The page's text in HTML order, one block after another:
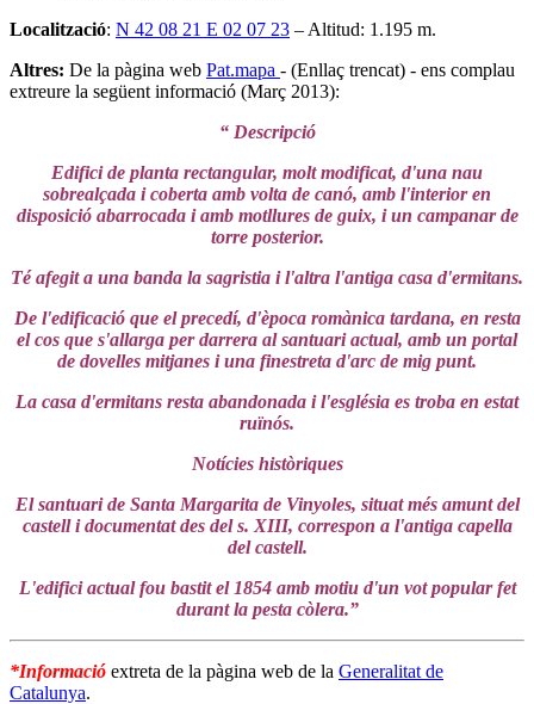
Localització: N 42 08 21 E 02 07 23 – Altitud: 1.195 m.
Altres: De la pàgina web Pat.mapa - (Enllaç trencat) - ens complau
extreure la següent informació (Març 2013):
“ Descripció
Edifici de planta rectangular, molt modificat, d'una nau
sobrealçada i coberta amb volta de canó, amb l'interior en
disposició abarrocada i amb motllures de guix, i un campanar de
torre posterior.
Té afegit a una banda la sagristia i l'altra l'antiga casa d'ermitans.
De l'edificació que el precedí, d'època romànica tardana, en resta
el cos que s'allarga per darrera al santuari actual, amb un portal
de dovelles mitjanes i una finestreta d'arc de mig punt.
La casa d'ermitans resta abandonada i l'església es troba en estat
ruïnós.
Notícies històriques
El santuari de Santa Margarita de Vinyoles, situat més amunt del
castell i documentat des del s. XIII, correspon a l'antiga capella
del castell.
L'edifici actual fou bastit el 1854 amb motiu d'un vot popular fet
durant la pesta còlera.”
*Informació extreta de la pàgina web de la Generalitat de
Catalunya.